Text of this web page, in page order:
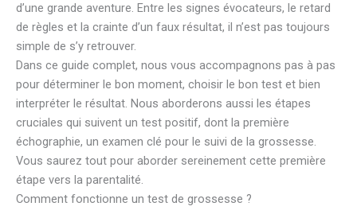
d’une grande aventure. Entre les signes évocateurs, le retard
de règles et la crainte d’un faux résultat, il n’est pas toujours
simple de s’y retrouver.
Dans ce guide complet, nous vous accompagnons pas à pas
pour déterminer le bon moment, choisir le bon test et bien
interpréter le résultat. Nous aborderons aussi les étapes
cruciales qui suivent un test positif, dont la première
échographie, un examen clé pour le suivi de la grossesse.
Vous saurez tout pour aborder sereinement cette première
étape vers la parentalité.
Comment fonctionne un test de grossesse ?